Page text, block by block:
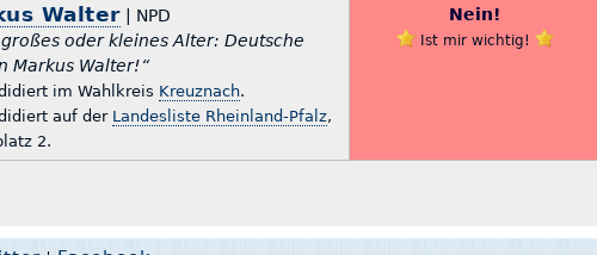
Walter| NPD
großes oder kleines Alter: Deutsche
Markus Walter!“
im Wahlkreis Kreuznach.
auf der Landesliste Rheinland-Pfalz,
2.
Nein!
Ist mir wichtig!